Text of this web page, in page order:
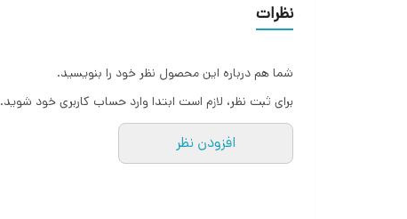
نظرات
شما هم درباره این محصول نظر خود را بنویسید.
برای ثبت نظر، لازم است ابتدا وارد حساب کاربری خود شوید.
افزودن نظر